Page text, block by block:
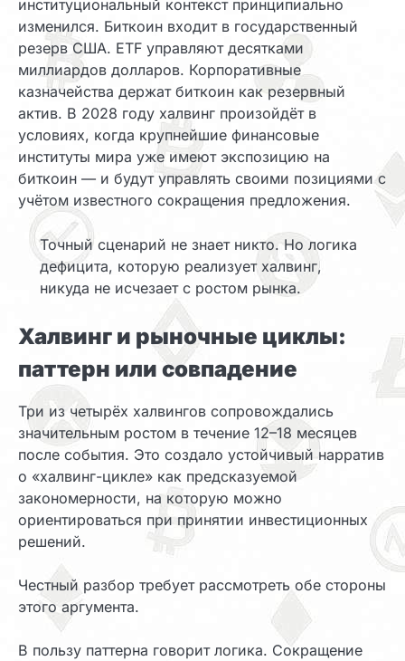
институциональный контекст принципиально
изменился. Биткоин входит в государственный
резерв США. ETF управляют десятками
миллиардов долларов. Корпоративные
казначейства держат биткоин как резервный
актив. В 2028 году халвинг произойдёт в
условиях, когда крупнейшие финансовые
институты мира уже имеют экспозицию на
биткоин — и будут управлять своими позициями с
учётом известного сокращения предложения.
Точный сценарий не знает никто. Но логика
дефицита, которую реализует халвинг,
никуда не исчезает с ростом рынка.
Халвинг и рыночные циклы:
паттерн или совпадение
Три из четырёх халвингов сопровождались
значительным ростом в течение 12–18 месяцев
после события. Это создало устойчивый нарратив
о «халвинг-цикле» как предсказуемой
закономерности, на которую можно
ориентироваться при принятии инвестиционных
решений.
Честный разбор требует рассмотреть обе стороны
этого аргумента.
В пользу паттерна говорит логика. Сокращение